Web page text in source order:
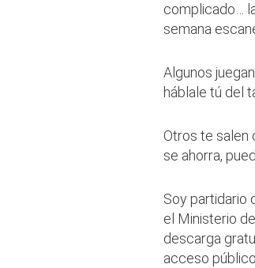
complicado…
semana
Algunos
háblale tú del
Otros te salen
se ahorra,
Soy partidario
el Ministerio
descarga
acceso